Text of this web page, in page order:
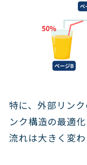
特に、外部リン
ンク構造の最適
流れは大きく変わ